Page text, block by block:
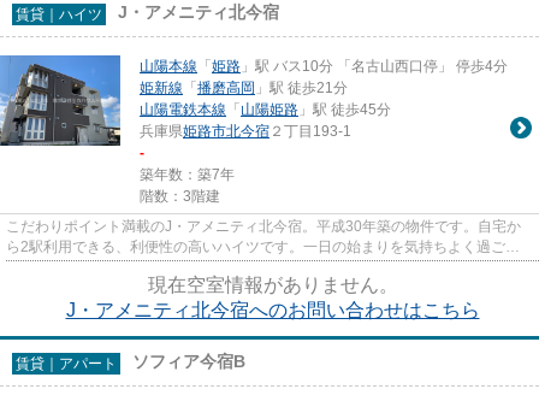
賃貸｜ハイツ J・アメニティ北今宿
山陽本線 「姫路 」駅 バス10分 「名古山西口停」 停歩4分
姫新線 「播磨高岡 」駅 徒歩21分
山陽電鉄本線 「山陽姫路 」駅 徒歩45分
兵庫県姫路市北今宿 ２丁目193-1
-
築年数：築7年
階数：3階建
こだわりポイント満載のJ・アメニティ北今宿。平成30年築の物件です。自宅か
ら2駅利用できる、利便性の高いハイツです。一日の始まりを気持ちよく過ごせ
る陽当たりの良い物件です。で...
現在空室情報がありません。
J・アメニティ北今宿へのお問い合わせはこちら
賃貸｜アパート ソフィア今宿B